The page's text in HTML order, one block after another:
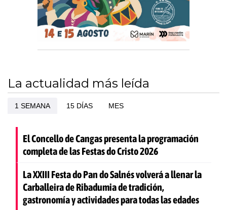
La actualidad más leída
1 SEMANA 15 DÍAS MES
El Concello de Cangas presenta la programación
completa de las Festas do Cristo 2026
La XXIII Festa do Pan do Salnés volverá a llenar la
Carballeira de Ribadumia de tradición,
gastronomía y actividades para todas las edades